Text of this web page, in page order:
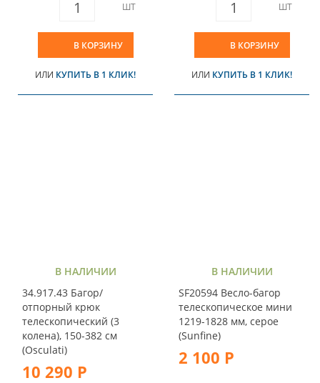
ШТ
В КОРЗИНУ
ИЛИ КУПИТЬ В 1 КЛИК!
ШТ
В КОРЗИНУ
ИЛИ КУПИТЬ В 1 КЛИК!
В НАЛИЧИИ
34.917.43 Багор/
отпорный крюк
телескопический (3
колена), 150-382 см
(Osculati)
10 290 Р
В НАЛИЧИИ
SF20594 Весло-багор
телескопическое мини
1219-1828 мм, серое
(Sunfine)
2 100 Р